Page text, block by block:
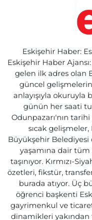
Eskişehir Haber:
Eskişehir Haber
gelen ilk adres olan
güncel gelişmelerini
anlayışıyla okuruyla
günün her saati
Odunpazarı'nın
sıcak
Büyükşehir
yaşamına dair tüm
taşınıyor. Kırmızı-
özetleri, fikstür,
burada atıyor. Üç
öğrenci başkenti
gayrimenkul ve
dinamikleri yakından